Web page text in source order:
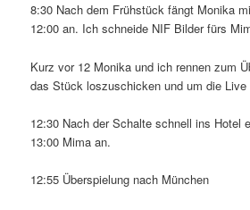
8:30 Nach dem Frühstück fängt Monika
12:00 an. Ich schneide NIF Bilder fürs
Kurz vor 12 Monika und ich rennen zum
das Stück loszuschicken und um die
12:30 Nach der Schalte schnell ins Hotel
13:00 Mima an.
12:55 Überspielung nach München